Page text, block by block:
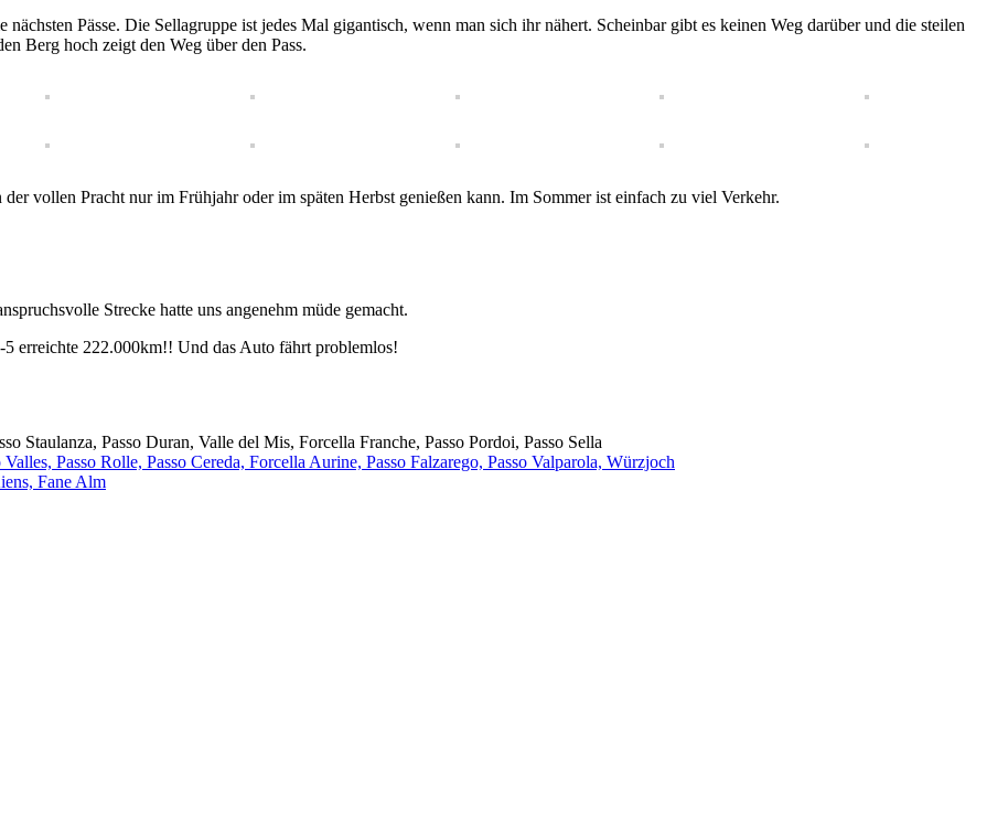
nächsten Pässe. Die Sellagruppe ist jedes Mal gigantisch, wenn man sich ihr nähert. Scheinbar gibt es keinen Weg darüber und die steilen
Berg hoch zeigt den Weg über den Pass.
vollen Pracht nur im Frühjahr oder im späten Herbst genießen kann. Im Sommer ist einfach zu viel Verkehr.
Strecke hatte uns angenehm müde gemacht.
erreichte 222.000km!! Und das Auto fährt problemlos!
Staulanza, Passo Duran, Valle del Mis, Forcella Franche, Passo Pordoi, Passo Sella
Passo Rolle, Passo Cereda, Forcella Aurine, Passo Falzarego, Passo Valparola, Würzjoch
Fane Alm